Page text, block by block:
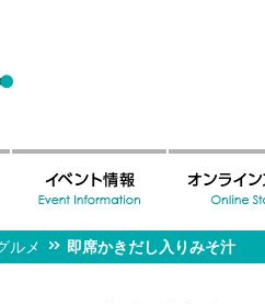
ルメ 即席かきだし入りみそ汁